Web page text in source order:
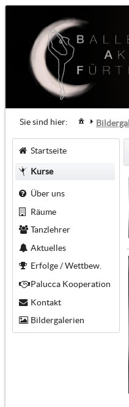
Sie sind hier:
Startseite
Kurse
Über uns
Räume
Tanzlehrer
Aktuelles
Erfolge / Wettbew.
Palucca Kooperation
Kontakt
Bildergalerien